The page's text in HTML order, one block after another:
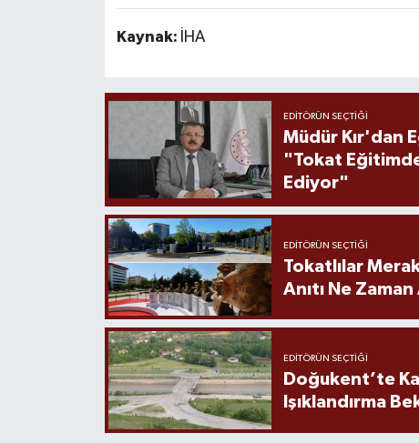
Kaynak: İHA
EDITÖRÜN SEÇTIĞI
Müdür Kır'dan
"Tokat
Ediyor"
EDITÖRÜN SEÇTIĞI
Tokatlılar
Anıtı Ne Zaman
EDITÖRÜN SEÇTIĞI
Doğukent’te
Işıklandırma